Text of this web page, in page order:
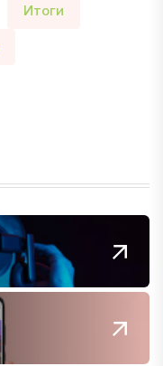
Итоги